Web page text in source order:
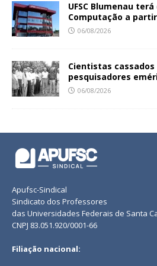
UFSC Blumenau
Computação a
06/08/2026
Cientistas
pesquisadores
06/08/2026
Apufsc-Sindical
Sindicato dos Professores
das Universidades Federais de Santa
CNPJ 83.051.920/0001-66
Filiação nacional: